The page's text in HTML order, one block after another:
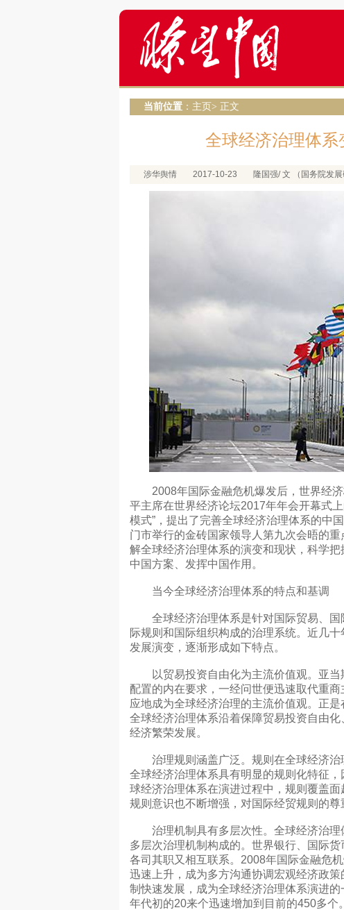
当前位置 ： 主页 > 正文
全球经济治理体系
涉华舆情 2017-10-23 隆国强/ 文 （国务院发展
2008年国际金融危机爆发后，世界经济
平主席在世界经济论坛2017年年会开幕式
模式”，提出了完善全球经济治理体系的中
门市举行的金砖国家领导人第九次会晤的
解全球经济治理体系的演变和现状，科学
中国方案、发挥中国作用。
当今全球经济治理体系的特点和基调
全球经济治理体系是针对国际贸易、国
际规则和国际组织构成的治理系统。近几
发展演变，逐渐形成如下特点。
以贸易投资自由化为主流价值观。亚当
配置的内在要求，一经问世便迅速取代重
应地成为全球经济治理的主流价值观。正
全球经济治理体系沿着保障贸易投资自由
经济繁荣发展。
治理规则涵盖广泛。规则在全球经济治
全球经济治理体系具有明显的规则化特征
球经济治理体系在演进过程中，规则覆盖
规则意识也不断增强，对国际经贸规则的尊
治理机制具有多层次性。全球经济治理
多层次治理机制构成的。世界银行、国际
各司其职又相互联系。2008年国际金融危
迅速上升，成为多方沟通协调宏观经济政
制快速发展，成为全球经济治理体系演进
年代初的20来个迅速增加到目前的450多个。